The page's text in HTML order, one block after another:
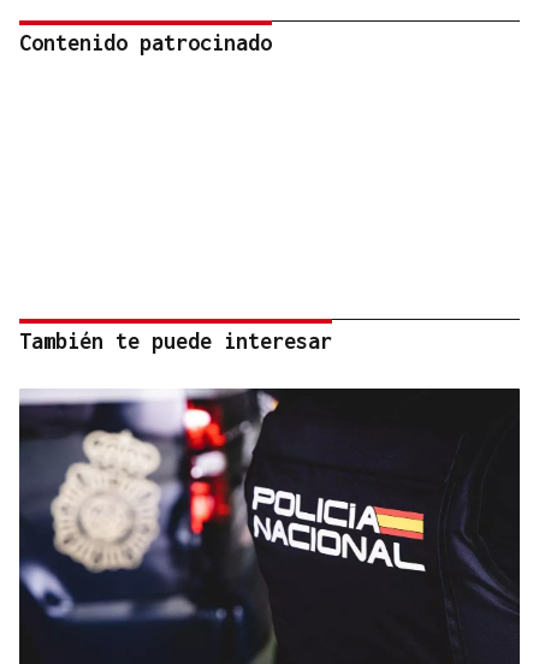
Contenido patrocinado
También te puede interesar